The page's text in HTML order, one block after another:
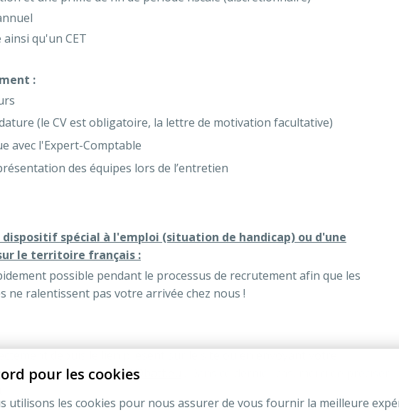
pour les cookies
utilisons les cookies pour nous assurer de vous fournir la meilleure
qu'un CET
:
(le CV est obligatoire, la lettre de motivation facultative)
avec l'Expert-Comptable
des équipes lors de l’entretien
dispositif spécial à l'emploi (situation de handicap) ou d'une
le territoire français :
possible pendant le processus de recrutement afin que les
ne ralentissent pas votre arrivée chez nous !
depuis le lien présent sur le site ou en envoyant votre
suivante : recrutement@batt.eu